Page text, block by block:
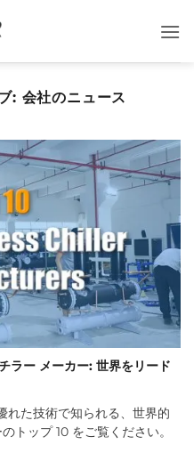
: 会社のニュース
ラー メーカー: 世界をリード
れた技術で知られる、世界的
トップ 10 をご覧ください。